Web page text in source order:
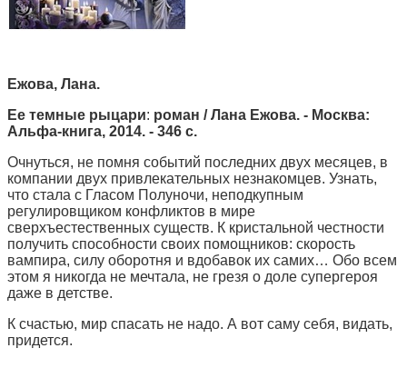
Ежова, Лана.
Ее темные рыцари: роман / Лана Ежова. - Москва:
Альфа-книга, 2014. - 346 с.
Очнуться, не помня событий последних двух месяцев, в
компании двух привлекательных незнакомцев. Узнать,
что стала с Гласом Полуночи, неподкупным
регулировщиком конфликтов в мире
сверхъестественных существ. К кристальной честности
получить способности своих помощников: скорость
вампира, силу оборотня и вдобавок их самих… Обо всем
этом я никогда не мечтала, не грезя о доле супергероя
даже в детстве.
К счастью, мир спасать не надо. А вот саму себя, видать,
придется.